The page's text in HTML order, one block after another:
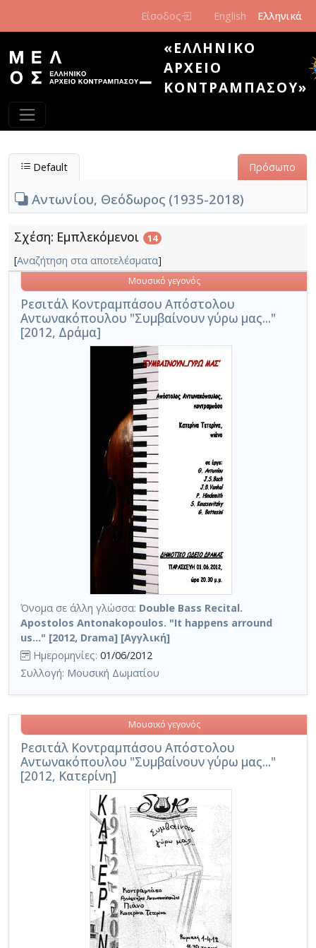
Είσοδος English Ελληνικά
«ΕΛΛΗΝΙΚΌ
ΑΡΧΕΊΟ
ΚΟΝΤΡΑΜΠΆΣΟΥ»
Default Πρόσωπο
Αντωνίου, Θεόδωρος (1935-2018)
Σχέση: Εμπλεκόμενοι 14
[Αναζήτηση στα αποτελέσματα]
Ρεσιτάλ Κοντραμπάσου Απόστολου
Αντωνακόπουλου "Συμβαίνουν γύρω μας..."
[2012, Δράμα]
Μουσικό γεγονός
Όνομα σε άλλη γλώσσα: Double Bass Recital.
Apostolos Antonakopoulos. "It happens arround
us..." [2012, Drama] [Αγγλική]
Ημερομηνίες: 01/06/2012
Συλλογή: Μουσική Δωματίου
Ρεσιτάλ Κοντραμπάσου Απόστολου
Αντωνακόπουλου "Συμβαίνουν γύρω μας..."
[2012, Κατερίνη]
Μουσικό γεγονός